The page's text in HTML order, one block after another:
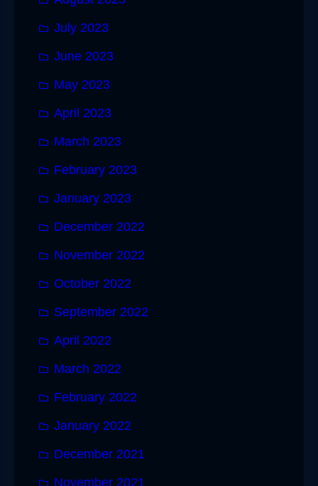
July 2023
June 2023
May 2023
April 2023
March 2023
February 2023
January 2023
December 2022
November 2022
October 2022
September 2022
April 2022
March 2022
February 2022
January 2022
December 2021
November 2021